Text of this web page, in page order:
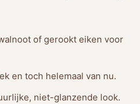
of gerookt eiken voor
en toch helemaal van nu.
niet-glanzende look.